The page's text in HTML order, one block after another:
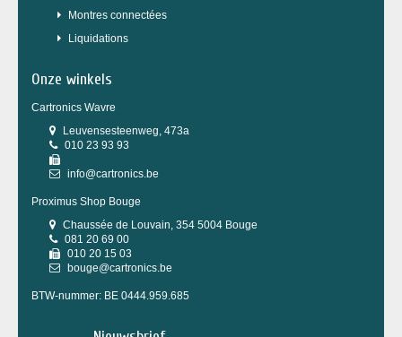
Montres connectées
Liquidations
Onze winkels
Cartronics Wavre
Leuvensesteenweg, 473a
010 23 93 93
info@cartronics.be
Proximus Shop Bouge
Chaussée de Louvain, 354 5004 Bouge
081 20 69 00
010 20 15 03
bouge@cartronics.be
BTW-nummer: BE 0444.959.685